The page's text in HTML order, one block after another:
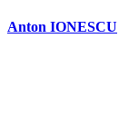
Anton IONESCU